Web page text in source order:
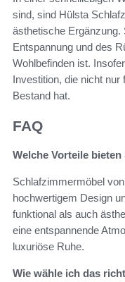
sind, sind Hülsta
ästhetische Ergänzung.
Entspannung und des
Wohlbefinden ist.
Investition, die nicht nur
Bestand hat.
FAQ
Welche Vorteile
Schlafzimmermöbel
hochwertigem Design
funktional als auch
eine entspannende
luxuriöse Ruhe.
Wie wähle ich das